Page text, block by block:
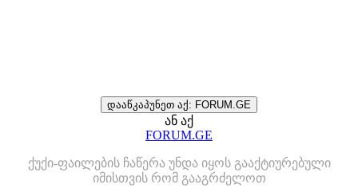
დააწკაპუნეთ აქ: FORUM.GE
ან აქ
FORUM.GE
ქუქი-ფაილების ჩაწერა უნდა იყოს გააქტიურებული
იმისთვის რომ გააგრძელოთ